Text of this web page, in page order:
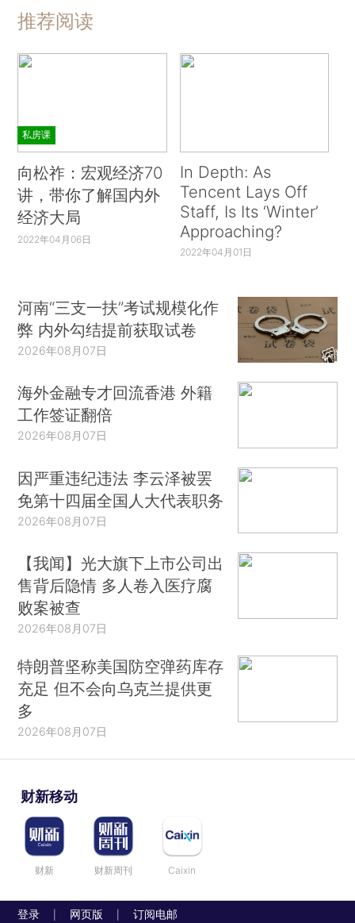
推荐阅读
私房课
向松祚：宏观经济70
讲，带你了解国内外
经济大局
2022年04月06日
In Depth: As
Tencent Lays Off
Staff, Is Its ‘Winter’
Approaching?
2022年04月01日
河南“三支一扶”考试规模化作
弊 内外勾结提前获取试卷
2026年08月07日
海外金融专才回流香港 外籍
工作签证翻倍
2026年08月07日
因严重违纪违法 李云泽被罢
免第十四届全国人大代表职务
2026年08月07日
【我闻】光大旗下上市公司出
售背后隐情 多人卷入医疗腐
败案被查
2026年08月07日
特朗普坚称美国防空弹药库存
充足 但不会向乌克兰提供更
多
2026年08月07日
财新移动
财新 财新周刊 Caixin
登录 网页版 订阅电邮